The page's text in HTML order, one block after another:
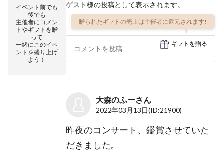
イベント前でも
後でも
主催者にコメン
トやギフトを贈
って
一緒にこのイベ
ントを盛り上げ
よう！
ゲスト様の投稿として表示されます。
贈られたギフトの売上は主催者に還元されます!
ギフトを贈る
大森のふーさん
2022年03月13日(ID:21900)
昨夜のコンサート、鑑賞させていた
だきました。